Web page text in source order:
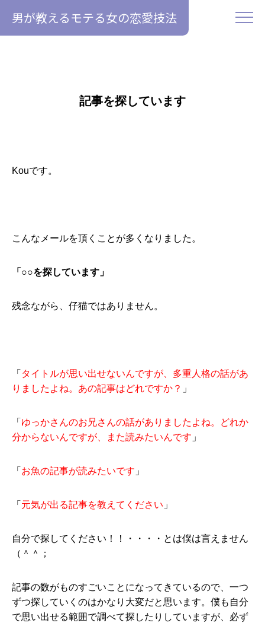
男が教えるモテる女の恋愛技法
記事を探しています
Kouです。
こんなメールを頂くことが多くなりました。
「○○を探しています」
残念ながら、仔猫ではありません。
「 タイトルが思い出せないんですが、多重人格の話があ
りましたよね。あの記事はどれですか？ 」
「 ゆっかさんのお兄さんの話がありましたよね。どれか
分からないんですが、また読みたいんです 」
「 お魚の記事が読みたいです 」
「 元気が出る記事を教えてください 」
自分で探してください！！・・・・とは僕は言えません
（＾＾；
記事の数がものすごいことになってきているので、一つ
ずつ探していくのはかなり大変だと思います。僕も自分
で思い出せる範囲で調べて探したりしていますが、必ず